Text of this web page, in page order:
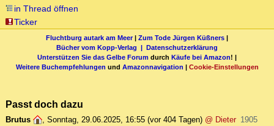
in Thread öffnen
Ticker
Fluchtburg autark am Meer| Zum Tode Jürgen Küßners |
Bücher vom Kopp-Verlag | Datenschutzerklärung
Unterstützen Sie das Gelbe Forum durch Käufe bei Amazon! |
Weitere Buchempfehlungen und Amazonnavigation | Cookie-Einstellungen
Passt doch dazu
Brutus , Sonntag, 29.06.2025, 16:55 (vor 404 Tagen) @ Dieter 1905